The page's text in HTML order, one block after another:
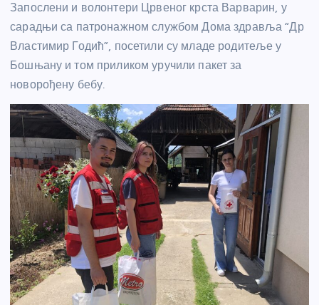
Запослени и волонтери Црвеног крста Варварин, у
сарадњи са патронажном службом Дома здравља “Др
Властимир Годић”, посетили су младе родитеље у
Бошњану и том приликом уручили пакет за
новорођену бебу.